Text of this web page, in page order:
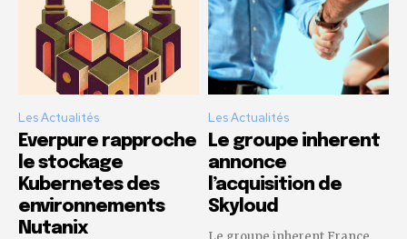
Les Actualités
Everpure rapproche
le stockage
Kubernetes des
environnements
Nutanix
Les Actualités
Le groupe inherent
annonce
l’acquisition de
Skyloud